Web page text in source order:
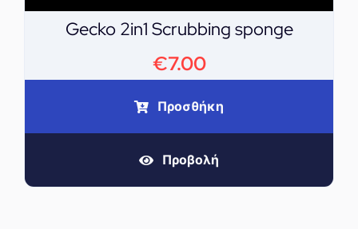
Gecko 2in1 Scrubbing sponge
€7.00
Προσθήκη
Προβολή